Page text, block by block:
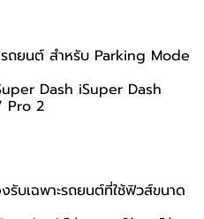
ถยนต์ สำหรับ Parking Mode
Dash iSuper Dash
Pro 2
บเฉพาะรถยนต์ที่ใช้ฟิวส์ขนาด